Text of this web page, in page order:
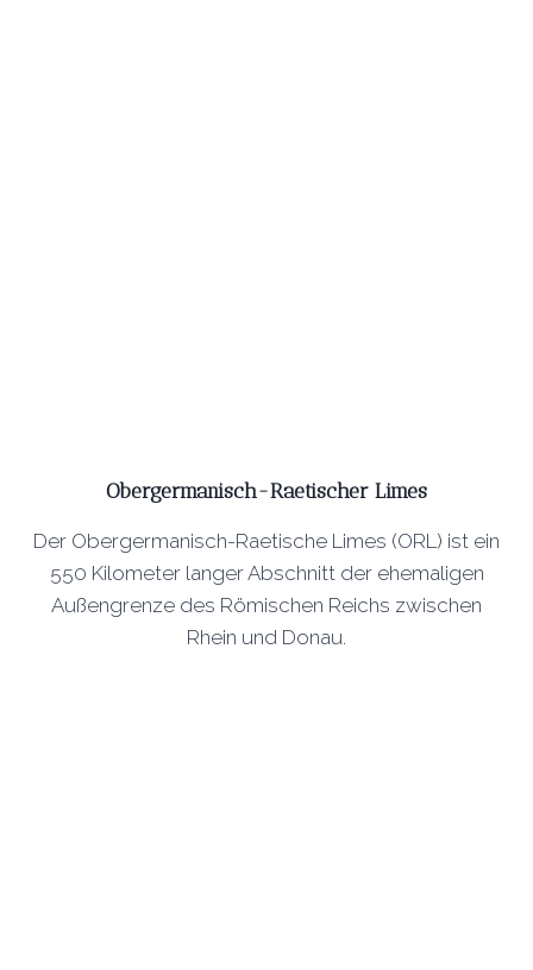
Obergermanisch-Raetischer Limes
Der Obergermanisch-Raetische Limes (ORL) ist ein
550 Kilometer langer Abschnitt der ehemaligen
Außengrenze des Römischen Reichs zwischen
Rhein und Donau.